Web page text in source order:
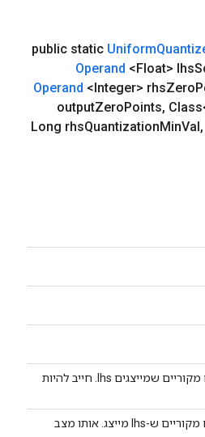
public static Uniform
Operand <Float> lhs
Operand <Integer> rhsZero
outputZeroPoints,
Long rhsQuantizationMinVal,
ערכי הציפה המשמשים כקנה מידה בעת כימות נתונים מקוריים שמייצגים lhs. חייב להיות
ערכי int32 המשמשים כנקודת אפס בעת כימות נתונים מקוריים ש-lhs מייצג. אותו מצב